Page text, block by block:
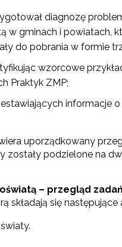
pedagogicznego"
ogólnego – Etap I, II i III"
diagnozę
w gminach i powiatach,
do pobrania w formie
wzorcowe
Praktyk ZMP;
informacje
uporządkowany
zostały podzielone na
– przegląd
składają się